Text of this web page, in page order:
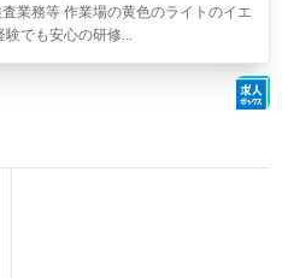
業務等 作業場の黄色のライトのイエ
験でも安心の研修...